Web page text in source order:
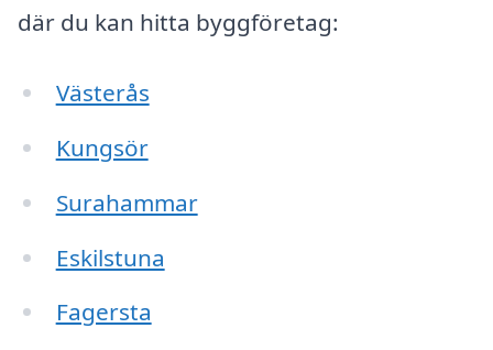
där du kan hitta byggföretag:
Västerås
Kungsör
Surahammar
Eskilstuna
Fagersta